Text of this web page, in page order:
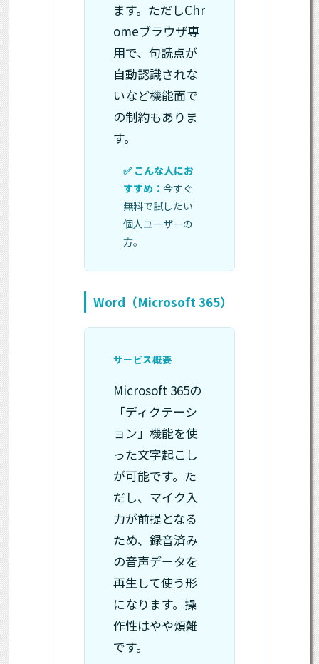
ます。ただしChr
omeブラウザ専
用で、句読点が
自動認識されな
いなど機能面で
の制約もありま
す。
今すぐ
無料で試したい
個人ユーザーの
方。
Word（Microsoft 365）
サービス概要
Microsoft 365の
「ディクテーシ
ョン」機能を使
った文字起こし
が可能です。た
だし、マイク入
力が前提となる
ため、録音済み
の音声データを
再生して使う形
になります。操
作性はやや煩雑
です。